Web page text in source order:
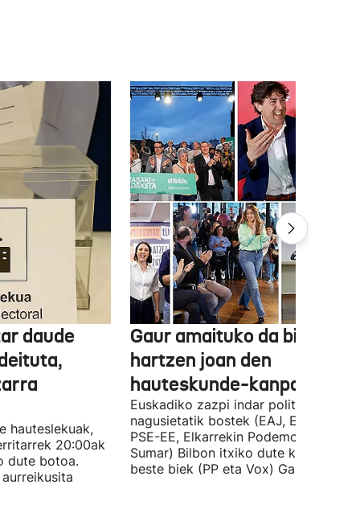
daude
hauteslekuak,
20:00ak
dute botoa.
Gaur amaituko da
hartzen joan den
hauteskunde-kanpaina
Euskadiko zazpi indar politiko
nagusietatik bostek (EAJ, EH Bildu,
PSE-EE, Elkarrekin Podemos eta
Sumar) Bilbon itxiko dute kanpaina,
beste biek (PP eta Vox) Gasteizen.